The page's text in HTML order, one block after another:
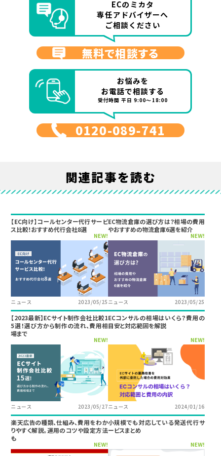
ECのミカタ
専任アドバイザーへ
ご相談ください
無料で相談する
お悩みを
お電話で相談する
受付時間 平日 9:00～18:00
0120-089-741
関連記事を読む
【EC向け】コールセンター代行サービ
ス比較！おすすめ代行会社8選
NEW!
ニュース 2023/05/25
EC物流倉庫の選び方は？相場の費用
やおすすめの物流倉庫6選を紹介
NEW!
ニュース 2023/05/25
【2023最新】ECサイト制作会社比較1
5選！選び方から制作の流れ、費用相
場まで
NEW!
ニュース 2023/05/27
ECコンサルの相場はいくら？費用の
目安と対応範囲を解説
NEW!
ニュース 2024/01/16
楽天広告の種類、仕組み、費用をわか
りやすく解説。運用のコツや設定方法
も
NEW!
小規模でも対応している発送代行サ
ービスまとめ
NEW!